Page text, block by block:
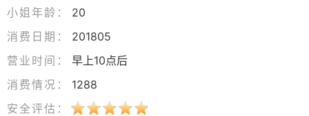
小姐年龄：
20
消费日期：
201805
营业时间：
早上10点后
消费情况：
1288
安全评估：